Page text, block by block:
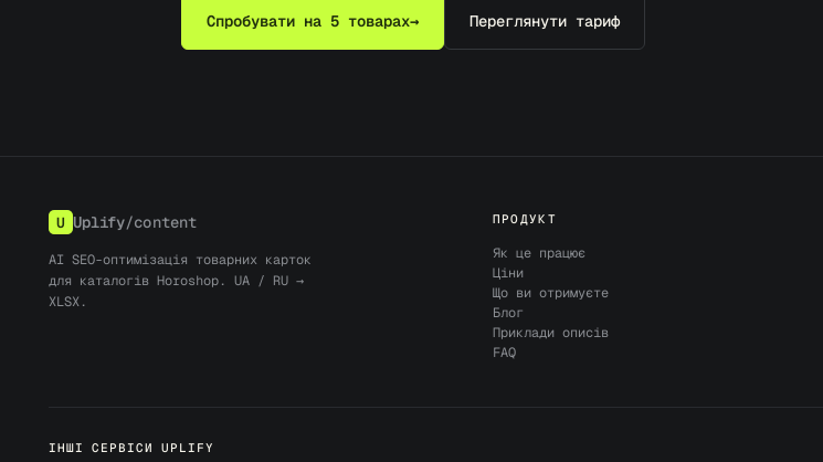
Спробувати на 5 товарах→ Переглянути тариф
U Uplify/content
AI SEO-оптимізація товарних карток
для каталогів Horoshop. UA / RU →
XLSX.
ПРОДУКТ
Як це працює
Ціни
Що ви отримуєте
Блог
Приклади описів
FAQ
ІНШІ СЕРВІСИ UPLIFY